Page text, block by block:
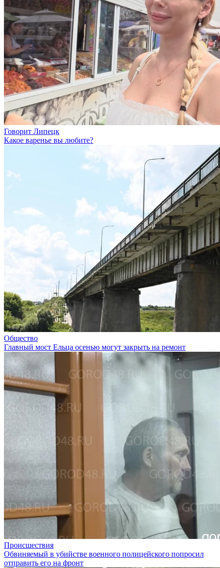
Говорит Липецк
Какое варенье вы любите?
Общество
Главный мост Ельца осенью могут закрыть на ремонт
Происшествия
Обвиняемый в убийстве военного полицейского попросил
отправить его на фронт